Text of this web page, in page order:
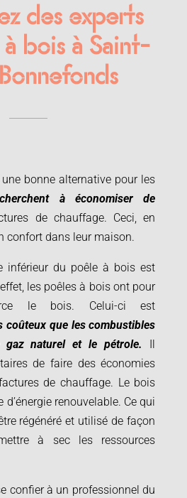
des experts
bois à Saint-
bonne alternative pour les
cherchent à économiser de
de chauffage. Ceci, en
confort dans leur maison.
inférieur du poêle à bois est
les poêles à bois ont pour
le bois. Celui-ci est
coûteux que les combustibles
gaz naturel et le pétrole.
de faire des économies
de chauffage. Le bois
renouvelable. Ce qui
régénéré et utilisé de façon
à sec les ressources
confier à un professionnel du